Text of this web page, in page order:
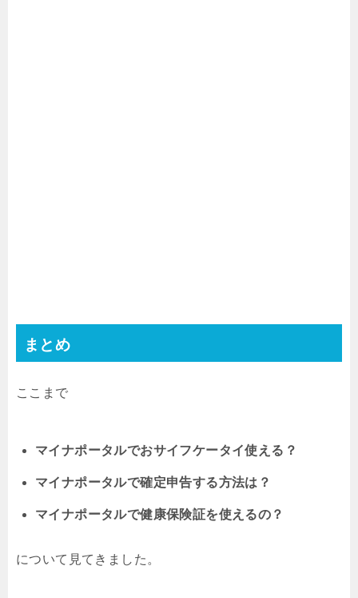
まとめ
ここまで
マイナポータルでおサイフケータイ使える？
マイナポータルで確定申告する方法は？
マイナポータルで健康保険証を使えるの？
について見てきました。